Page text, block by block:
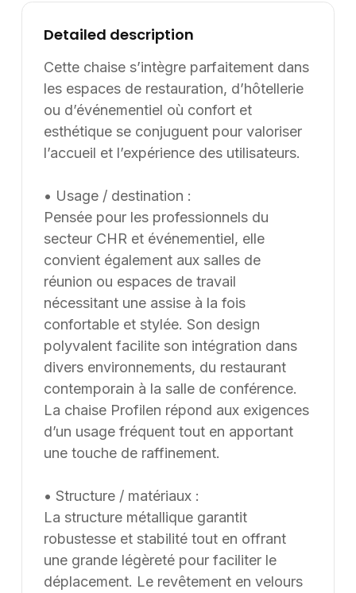
complémentaires : Les dimensions compactes
favorisent une installation aisée dans des espaces
restreints. Avec un volume de 0,192 m³, cette chaise
se transporte et se stocke sans difficulté. Des options
de coloris sont disponibles sur demande afin d’adapter
le mobilier aux codes visuels de chaque
établissement. Informations complémentaires :
Supply8 accompagne les professionnels de la
restauration, de l’hôtellerie, de l’événementiel et des
environnements de travail dans leurs projets
d’aménagement, en France et à l’international. Les
modèles présentés au catalogue sont adaptables sur
mesure, notamment en termes de dimensions, de
finitions et de coloris, selon les besoins du client. Nous
pouvons également développer des solutions sur
mesure à partir d’une feuille blanche, chaque projet
pouvant être conçu et ajusté selon les contraintes et
les usages spécifiques.
Detailed description
Cette chaise s’intègre parfaitement dans
les espaces de restauration, d’hôtellerie
ou d’événementiel où confort et
esthétique se conjuguent pour valoriser
l’accueil et l’expérience des utilisateurs.
• Usage / destination :
Pensée pour les professionnels du
secteur CHR et événementiel, elle
convient également aux salles de
réunion ou espaces de travail
nécessitant une assise à la fois
confortable et stylée. Son design
polyvalent facilite son intégration dans
divers environnements, du restaurant
contemporain à la salle de conférence.
La chaise Profilen répond aux exigences
d’un usage fréquent tout en apportant
une touche de raffinement.
• Structure / matériaux :
La structure métallique garantit
robustesse et stabilité tout en offrant
une grande légèreté pour faciliter le
déplacement. Le revêtement en velours